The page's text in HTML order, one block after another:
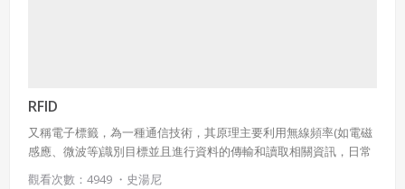
RFID
又稱電子標籤，為一種通信技術，其原理主要利用無線頻率(如電磁
感應、微波等)識別目標並且進行資料的傳輸和讀取相關資訊，日常
生活中常見之應用。
觀看次數：4949 ・ 史湯尼